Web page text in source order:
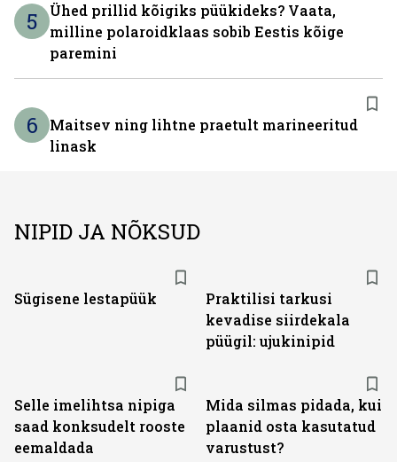
5
Ühed prillid kõigiks püükideks? Vaata,
milline polaroidklaas sobib Eestis kõige
paremini
6
Maitsev ning lihtne praetult marineeritud
linask
NIPID JA NÕKSUD
Sügisene lestapüük
Praktilisi tarkusi
kevadise siirdekala
püügil: ujukinipid
Selle imelihtsa nipiga
saad konksudelt rooste
eemaldada
Mida silmas pidada, kui
plaanid osta kasutatud
varustust?